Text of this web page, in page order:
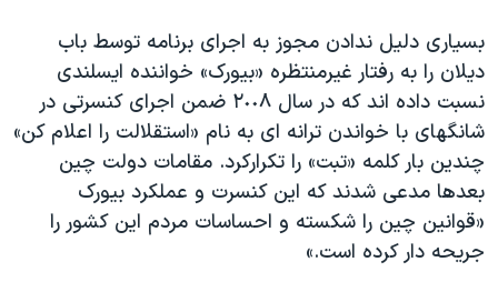
بسیاری دلیل ندادن مجوز به اجرای برنامه توسط باب
دیلان را به رفتار غیرمنتظره «بیورک» خواننده ایسلندی
نسبت داده اند که در سال ٢٠٠٨ ضمن اجرای کنسرتی در
شانگهای با خواندن ترانه ای به نام «استقلالت را اعلام کن»
چندین بار کلمه «تبت» را تکرارکرد. مقامات دولت چین
بعدها مدعی شدند که این کنسرت و عملکرد بیورک
«قوانین چین را شکسته و احساسات مردم این کشور را
جریحه دار کرده است.»